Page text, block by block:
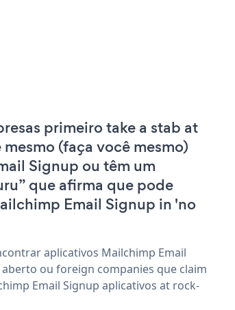
primeiro take a stab at
(faça você mesmo)
Signup ou têm um
que afirma que pode
Email Signup in 'no
aplicativos Mailchimp Email
ou foreign companies que claim
Email Signup aplicativos at rock-